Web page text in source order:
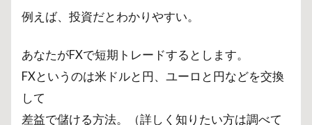
例えば、投資だとわかりやすい。
あなたがFXで短期トレードするとします。
FXというのは米ドルと円、ユーロと円などを交換
して
差益で儲ける方法。（詳しく知りたい方は調べて